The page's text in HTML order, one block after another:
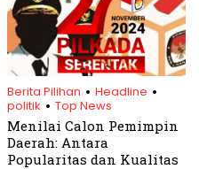
Berita Pilihan . Headline .
politik . Top News
Menilai Calon Pemimpin
Daerah: Antara
Popularitas dan Kualitas